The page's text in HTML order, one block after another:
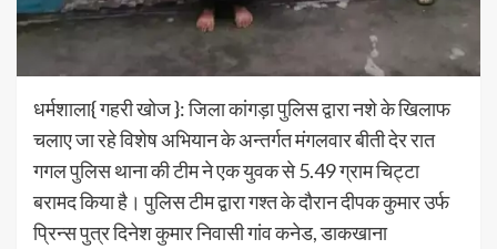
धर्मशाला{ गहरी खोज }: जिला कांगड़ा पुलिस द्वारा नशे के खिलाफ
चलाए जा रहे विशेष अभियान के अन्तर्गत मंगलवार बीती देर रात
गगल पुलिस थाना की टीम ने एक युवक से 5.49 ग्राम चिट्टा
बरामद किया है। पुलिस टीम द्वारा गश्त के दौरान दीपक कुमार उर्फ
प्रिन्स पुत्र दिनेश कुमार निवासी गांव कनेड, डाकखाना